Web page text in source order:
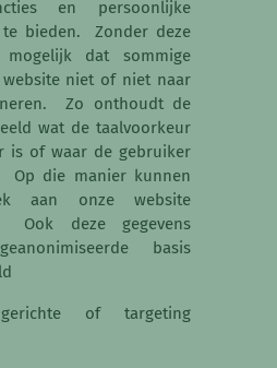
en persoonlijke
bieden. Zonder deze
dat sommige
niet of niet naar
Zo onthoudt de
wat de taalvoorkeur
is of waar de gebruiker
Op die manier kunnen
aan onze website
Ook deze gegevens
basis
of targeting